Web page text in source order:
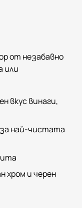
от незабавно
или
вкус винаги,
най-чистата
хром и черен